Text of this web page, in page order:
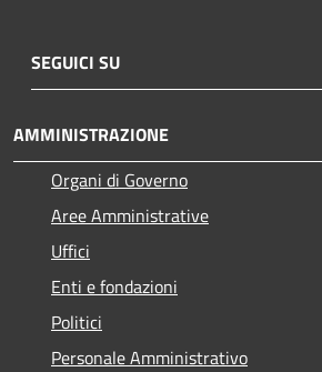
SEGUICI SU
AMMINISTRAZIONE
Organi di Governo
Aree Amministrative
Uffici
Enti e fondazioni
Politici
Personale Amministrativo